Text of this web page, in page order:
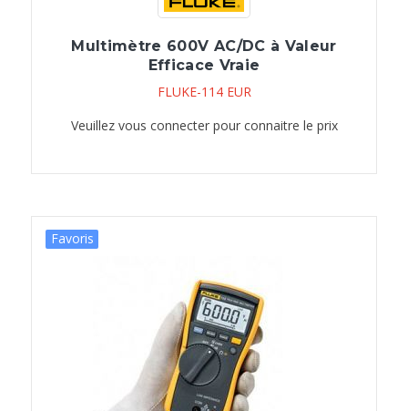
Multimètre 600V AC/DC à Valeur
Efficace Vraie
FLUKE-114 EUR
Veuillez vous connecter pour connaitre le prix
Favoris